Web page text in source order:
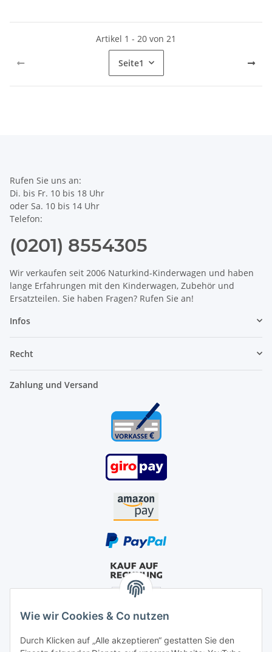
Wie wir Cookies & Co nutzen
Durch Klicken auf „Alle akzeptieren“ gestatten Sie den
Artikel 1 - 20 von 21
Seite1
Rufen Sie uns an:
Di. bis Fr. 10 bis 18 Uhr
oder Sa. 10 bis 14 Uhr
Telefon:
(0201) 8554305
Wir verkaufen seit 2006 Naturkind-Kinderwagen und haben
lange Erfahrungen mit den Kinderwagen, Zubehör und
Ersatzteilen. Sie haben Fragen? Rufen Sie an!
Infos
Recht
Zahlung und Versand